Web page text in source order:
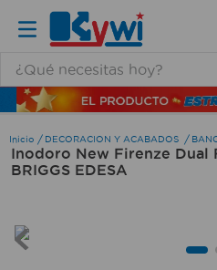
DECORACION Y ACABADOS
Inodoro New Firenze Dual
BRIGGS EDESA
TÉRMINOS MÁS BUSCADOS
1 .
lamparas
2.
ducha
4.